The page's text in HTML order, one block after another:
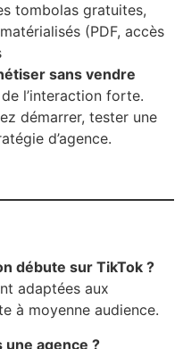
tombolas gratuites,
(PDF, accès
sans vendre
l’interaction forte.
démarrer, tester une
d’agence.
débute sur TikTok ?
adaptées aux
à moyenne audience.
agence ?